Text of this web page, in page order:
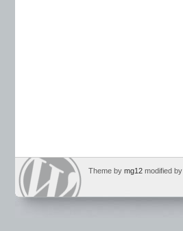
Theme by mg12 modified by